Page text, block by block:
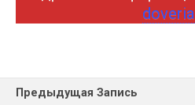
Предыдущая Запись